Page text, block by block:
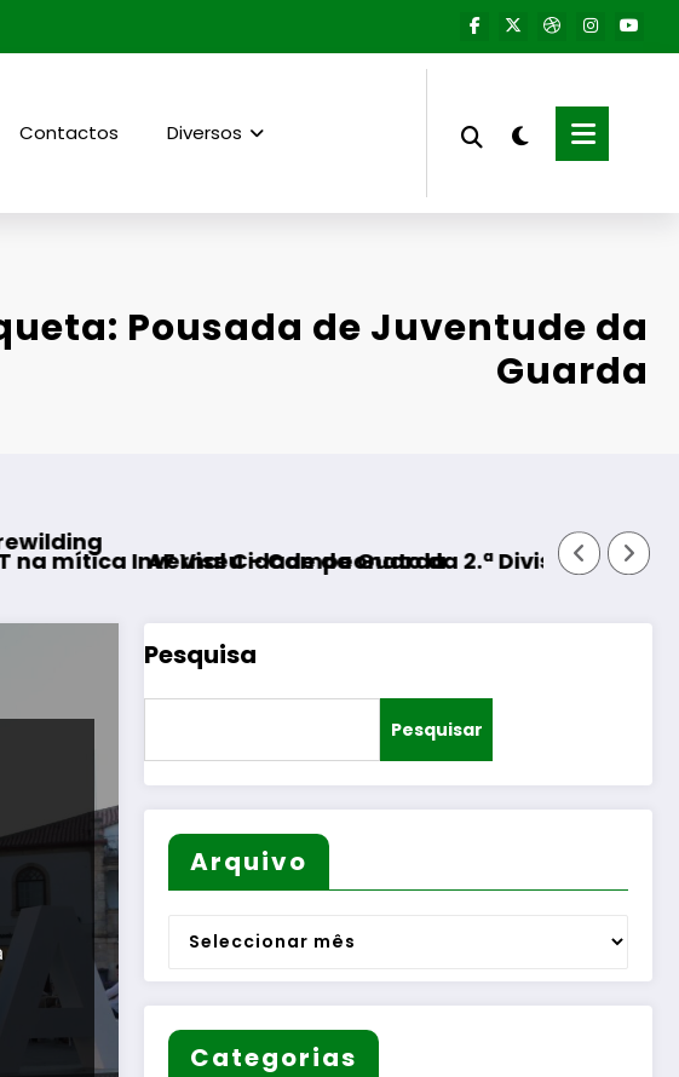
Contactos Diversos
Pousada de Juventude da
Guarda
Cidade da Guarda
AF Viseu – Campeonato da 2.ª Divisão Distrital –
Pesquisa
Pesquisar
Arquivo
Arquivo
Categorias